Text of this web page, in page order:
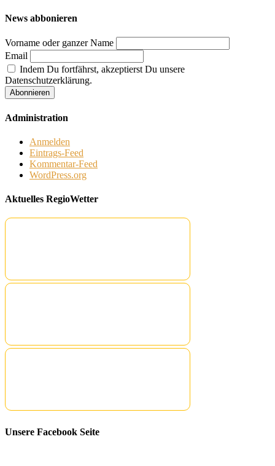
News abbonieren
Vorname oder ganzer Name
Email
Indem Du fortfährst, akzeptierst Du unsere
Datenschutzerklärung.
Administration
Anmelden
Eintrags-Feed
Kommentar-Feed
WordPress.org
Aktuelles RegioWetter
Unsere Facebook Seite